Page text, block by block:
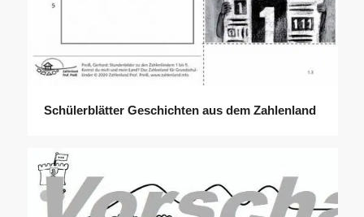
Schülerblätter Geschichten aus dem Zahlenland